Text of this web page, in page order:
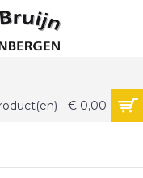
0 product(en) - € 0,00